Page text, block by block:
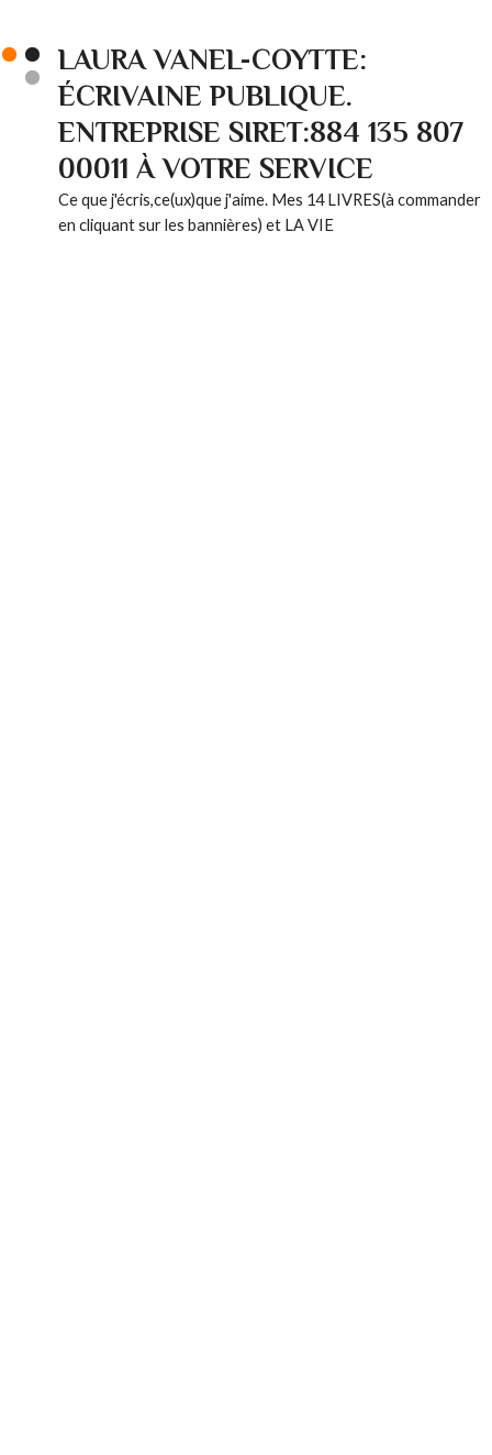
LAURA VANEL-COYTTE:
ÉCRIVAINE PUBLIQUE.
ENTREPRISE SIRET:884 135 807
00011 À VOTRE SERVICE
Ce que j'écris,ce(ux)que j'aime. Mes 14 LIVRES(à commander
en cliquant sur les bannières) et LA VIE